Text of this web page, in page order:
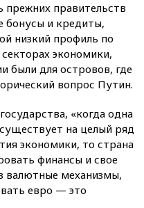
прежних правительств
бонусы и кредиты,
низкий профиль по
экономики,
были для островов, где
вопрос Путин.
«когда одна
на целый ряд
экономики, то страна
финансы и свое
валютные механизмы,
евро — это